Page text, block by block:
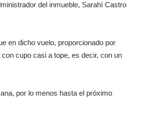
del inmueble, Sarahí Castro
en dicho vuelo, proporcionado por
cupo casi a tope, es decir, con un
por lo menos hasta el próximo